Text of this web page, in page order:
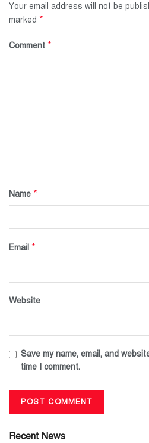
Your email address will not be
marked *
Comment *
Name *
Email *
Website
Save my name, email, and
time I comment.
Recent News